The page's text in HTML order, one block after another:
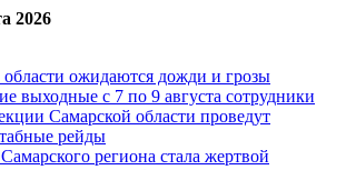
2026
ожидаются дожди и грозы
выходные с 7 по 9 августа сотрудники
Самарской области проведут
рейды
региона стала жертвой